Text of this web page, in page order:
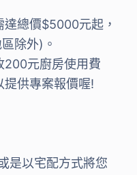
總價$5000元起，
除外)。
200元廚房使用費
供專案報價喔!
是以宅配方式將您